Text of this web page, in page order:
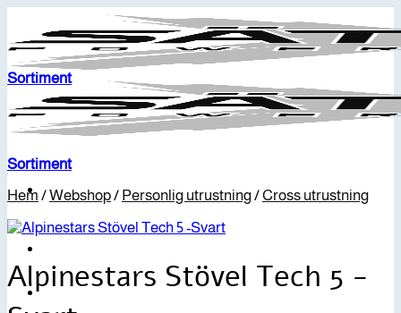
content
Sortiment
Sortiment
Hem /Webshop/ Personlig utrustning/Cross utrustning
Alpinestars Stövel Tech 5 -